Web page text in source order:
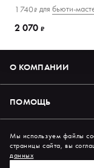
1 740₽ для бьюти-
2 070 ₽
О КОМПАНИИ
ПОМОЩЬ
Мы используем файлы
страницы сайта, вы
данных